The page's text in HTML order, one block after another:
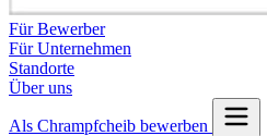
Für Bewerber
Für Unternehmen
Standorte
Über uns
Als Chrampfcheib bewerben